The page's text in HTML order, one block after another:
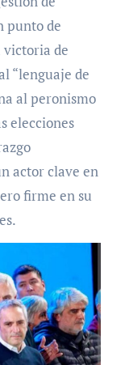
punto de
de
“lenguaje de
al peronismo
elecciones
actor clave en
firme en su